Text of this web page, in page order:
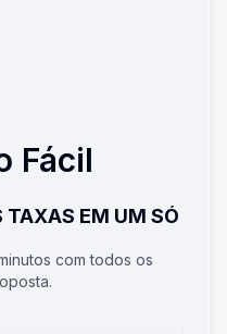
Fácil
TAXAS EM UM SÓ
com todos os